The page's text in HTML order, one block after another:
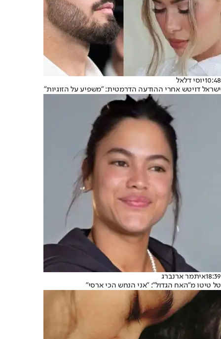
10:48יוסי דלאל
ישראל דויטש אחרי ההודעה הדרמטית: "משפיע על הזוגיות"
18:39איתמר ארנברג
טל טיטו מ"האח הגדול": "אני הנחש הכי ארסי"